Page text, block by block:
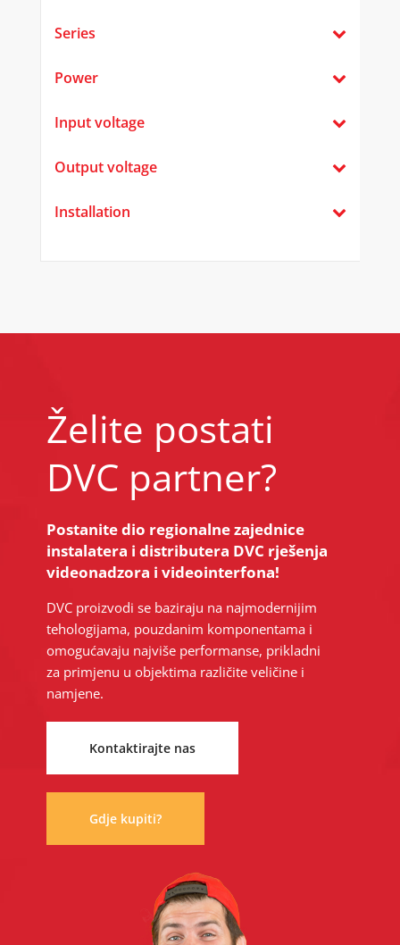
Series
Power
Input voltage
Output voltage
Installation
Želite postati
DVC partner?
Postanite dio regionalne zajednice
instalatera i distributera DVC rješenja
videonadzora i videointerfona!
DVC proizvodi se baziraju na najmodernijim
tehologijama, pouzdanim komponentama i
omogućavaju najviše performanse, prikladni
za primjenu u objektima različite veličine i
namjene.
Kontaktirajte nas
Gdje kupiti?